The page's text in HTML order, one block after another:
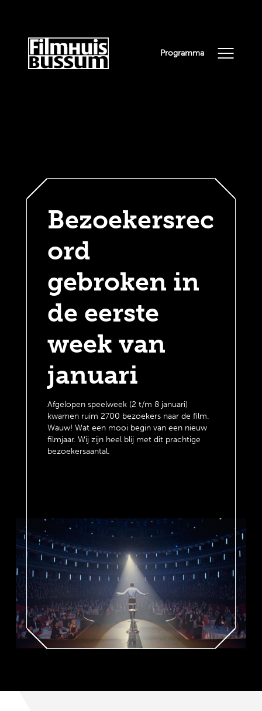
Programma
Bezoekersrec
ord
gebroken in
de eerste
week van
januari
Afgelopen speelweek (2 t/m 8 januari)
kwamen ruim 2700 bezoekers naar de film.
Wauw! Wat een mooi begin van een nieuw
filmjaar. Wij zijn heel blij met dit prachtige
bezoekersaantal.